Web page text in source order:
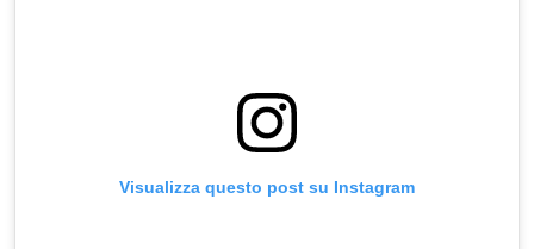
Visualizza questo post su Instagram